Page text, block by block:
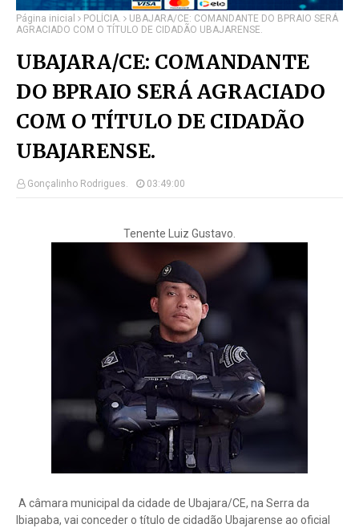
Página inicial POLÍCIA.
UBAJARA/CE: COMANDANTE DO BPRAIO SERÁ
AGRACIADO COM O TÍTULO DE CIDADÃO UBAJARENSE.
UBAJARA/CE: COMANDANTE
DO BPRAIO SERÁ AGRACIADO
COM O TÍTULO DE CIDADÃO
UBAJARENSE.
Gonçalinho Rodrigues. 03:49:00
Tenente Luiz Gustavo.
A câmara municipal da cidade de Ubajara/CE, na Serra da
Ibiapaba, vai conceder o título de cidadão Ubajarense ao oficial